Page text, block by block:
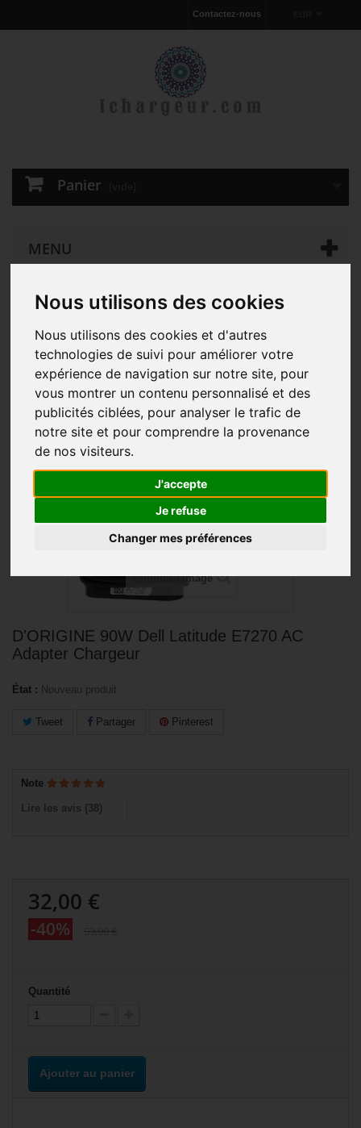
Nous utilisons des cookies
Nous utilisons des cookies et d'autres
technologies de suivi pour améliorer votre
expérience de navigation sur notre site, pour
vous montrer un contenu personnalisé et des
publicités ciblées, pour analyser le trafic de
notre site et pour comprendre la provenance
de nos visiteurs.
J'accepte
Je refuse
Changer mes préférences
Contactez-nous
Panier
MENU
Chargeur pour ordinateur portable
D'ORIGINE 90W Dell
Latitude E7270 AC Adapter Chargeur
PROMO !
Agrandir l'image
D'ORIGINE 90W Dell Latitude E7270 AC
Adapter Chargeur
État : Nouveau produit
Tweet Partager Pinterest
Note
Lire les avis (38
32,00 €
-40% 53,00 €
Quantité
Ajouter au panier